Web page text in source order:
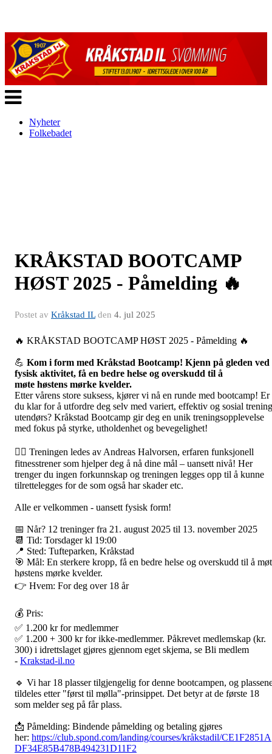
Veksle
navigasjon
Nyheter
Folkebadet
KRÅKSTAD BOOTCAMP
HØST 2025 - Påmelding 🔥
Postet av Kråkstad ILden 4. jul 2025
🔥 KRÅKSTAD BOOTCAMP HØST 2025 - Påmelding 🔥
💪 Kom i form med Kråkstad Bootcamp! Kjenn på gleden ved
fysisk aktivitet, få en bedre helse og overskudd til å
møte høstens mørke kvelder.
Etter vårens store suksess, kjører vi nå en runde med bootcamp! Er
du klar for å utfordre deg selv med variert, effektiv og sosial trening
utendørs? Kråkstad Bootcamp gir deg en unik treningsopplevelse
med fokus på styrke, utholdenhet og bevegelighet!
🏋️‍♂️ Treningen ledes av Andreas Halvorsen, erfaren funksjonell
fitnesstrener som hjelper deg å nå dine mål – uansett nivå! Her
trenger du ingen forkunnskap og treningen legges opp til å kunne
tilrettelegges for de som også har skader etc.
Alle er velkommen - uansett fysisk form!
📅 Når? 12 treninger fra 21. august 2025 til 13. november 2025
📆 Tid: Torsdager kl 19:00
📍 Sted: Tufteparken, Kråkstad
🎯 Mål: En sterkere kropp, få en bedre helse og overskudd til å
høstens mørke kvelder.
👉 Hvem: For deg over 18 år
💰 Pris:
✅ 1.200 kr for medlemmer
✅ 1.200 + 300 kr for ikke-medlemmer. Påkrevet medlemskap (kr.
300) i idrettslaget gjøres gjennom eget skjema, se Bli medlem
- Krakstad-il.no
🔹 Vi har 18 plasser tilgjengelig for denne bootcampen, og
tildeles etter "først til mølla"-prinsippet. Det betyr at de første 18
som melder seg på får plass.
📩 Påmelding: Bindende påmelding og betaling gjøres
her: https://club.spond.com/landing/courses/kråkstadil/CE1F2851A
DF34E85B478B494231D11F2